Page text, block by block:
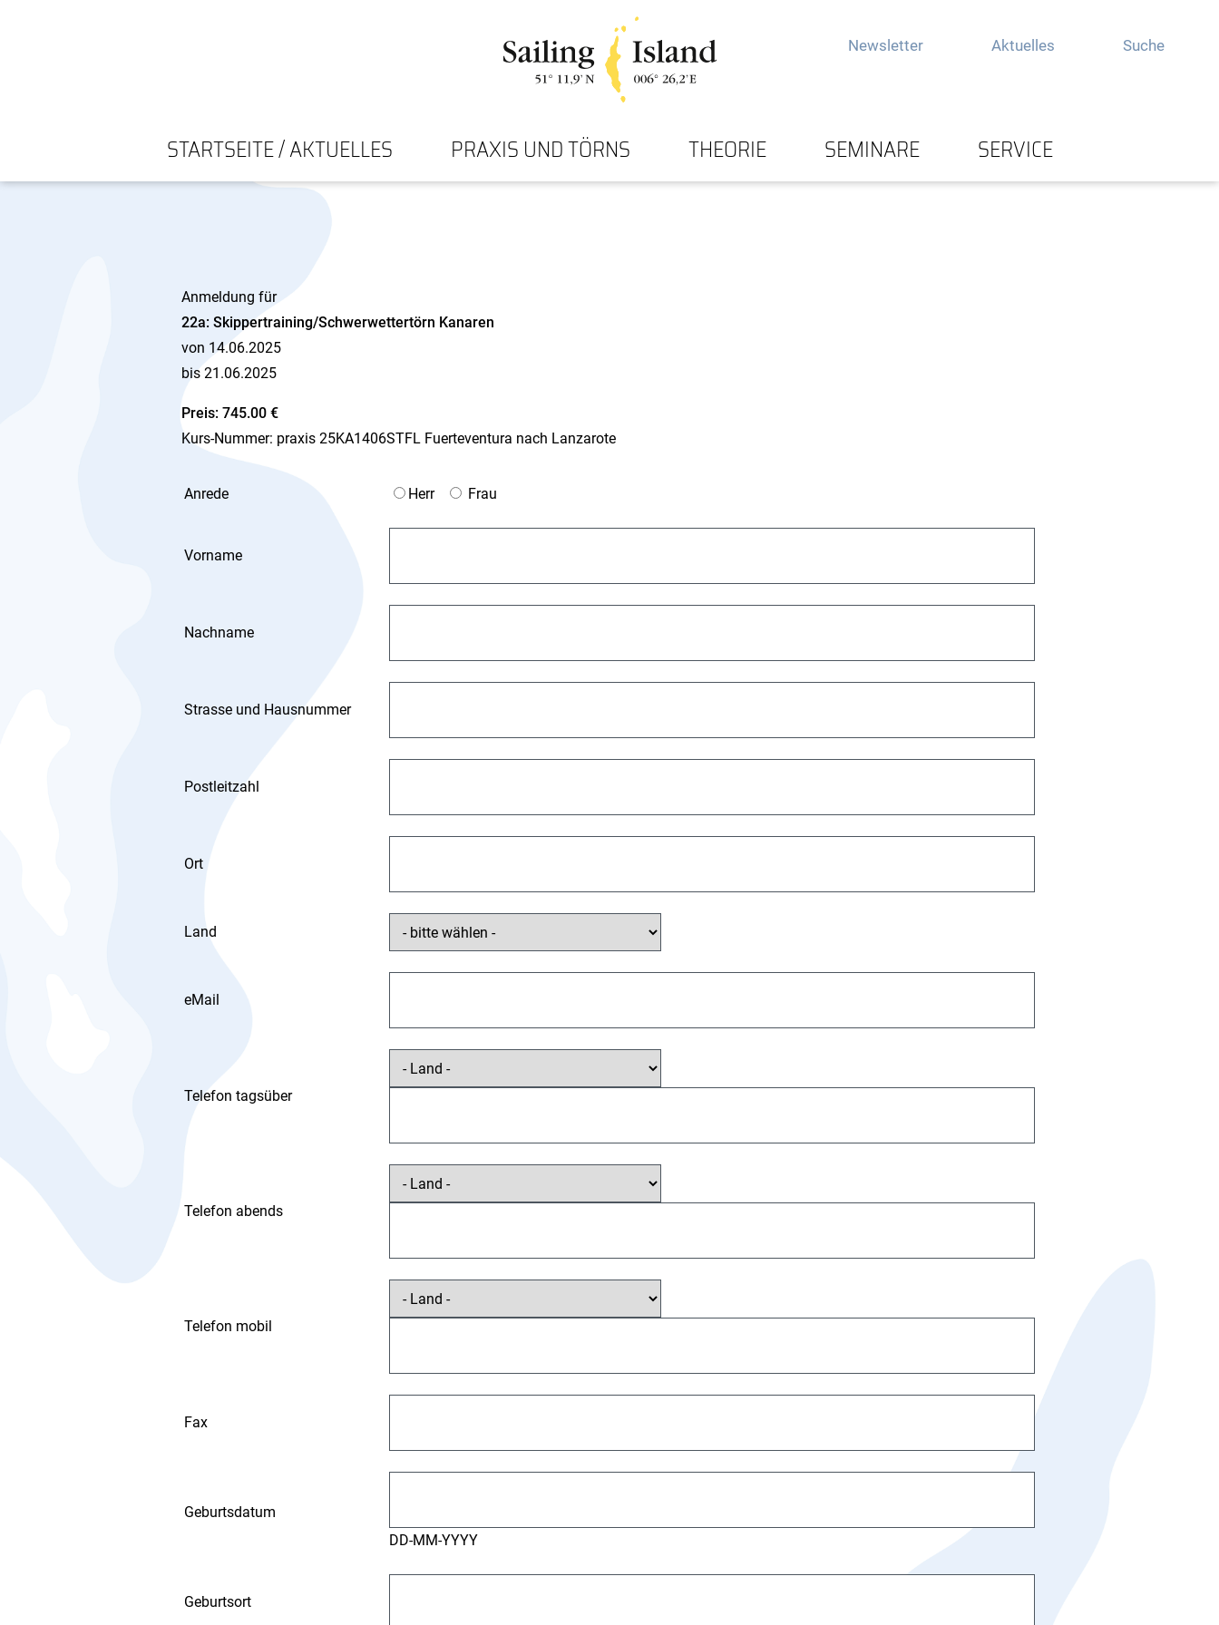
Newsletter Aktuelles Suche
STARTSEITE / AKTUELLES PRAXIS UND TÖRNS THEORIE SEMINARE SERVICE
Anmeldung für
22a: Skippertraining/Schwerwettertörn Kanaren
von 14.06.2025
bis 21.06.2025
Preis: 745.00 €
Kurs-Nummer: praxis 25KA1406STFL Fuerteventura nach Lanzarote
Anrede Herr Frau
Vorname
Nachname
Strasse und Hausnummer
Postleitzahl
Ort
Land
eMail
Telefon tagsüber
Telefon abends
Telefon mobil
Fax
Geburtsdatum
DD-MM-YYYY
Geburtsort